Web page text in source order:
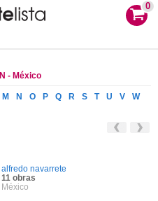
0
N - México
M N O P Q R S T U V
W
alfredo navarrete
11 obras
México